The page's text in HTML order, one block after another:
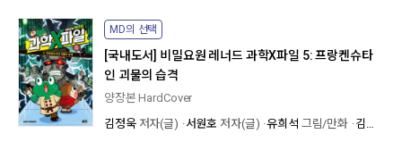
MD의 선택
[국내도서] 비밀요원 레너드 과학X파일 5: 프랑켄슈타
인 괴물의 습격
양장본 HardCover
김정욱 저자(글) 서원호 저자(글) 유희석 그림/만화 김희목